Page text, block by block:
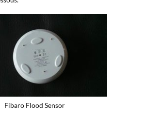
Fibaro Flood Sensor